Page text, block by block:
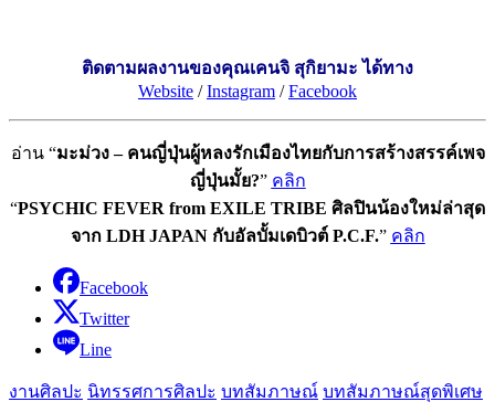
ติดตามผลงานของคุณเคนจิ สุกิยามะ ได้ทาง
Website /Instagram /Facebook
อ่าน “มะม่วง – คนญี่ปุ่นผู้หลงรักเมืองไทยกับการสร้างสรรค์เพจ
ญี่ปุ่นมั้ย?” คลิก
“PSYCHIC FEVER from EXILE TRIBE ศิลปินน้องใหม่ล่าสุด
จาก LDH JAPAN กับอัลบั้มเดบิวต์ P.C.F.” คลิก
Facebook
Twitter
Line
งานศิลปะ นิทรรศการศิลปะ บทสัมภาษณ์ บทสัมภาษณ์สุดพิเศษ